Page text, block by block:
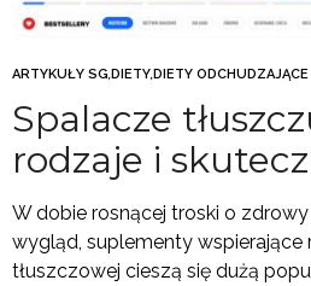
ARTYKUŁY SG DIETYDIETY ODCHUDZAJĄCE
Spalacze
rodzaje i
W dobie rosnącej troski o
wygląd, suplementy wspierające
tłuszczowej cieszą się dużą